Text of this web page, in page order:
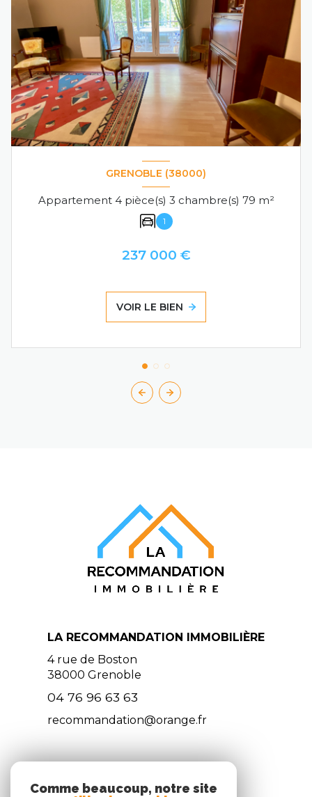
GRENOBLE (38000)
Appartement 4 pièce(s) 3 chambre(s) 79 m²
1
237 000 €
VOIR LE BIEN
LA RECOMMANDATION IMMOBILIÈRE
4 rue de Boston
38000 Grenoble
04 76 96 63 63
recommandation@orange.fr
Comme beaucoup, notre site